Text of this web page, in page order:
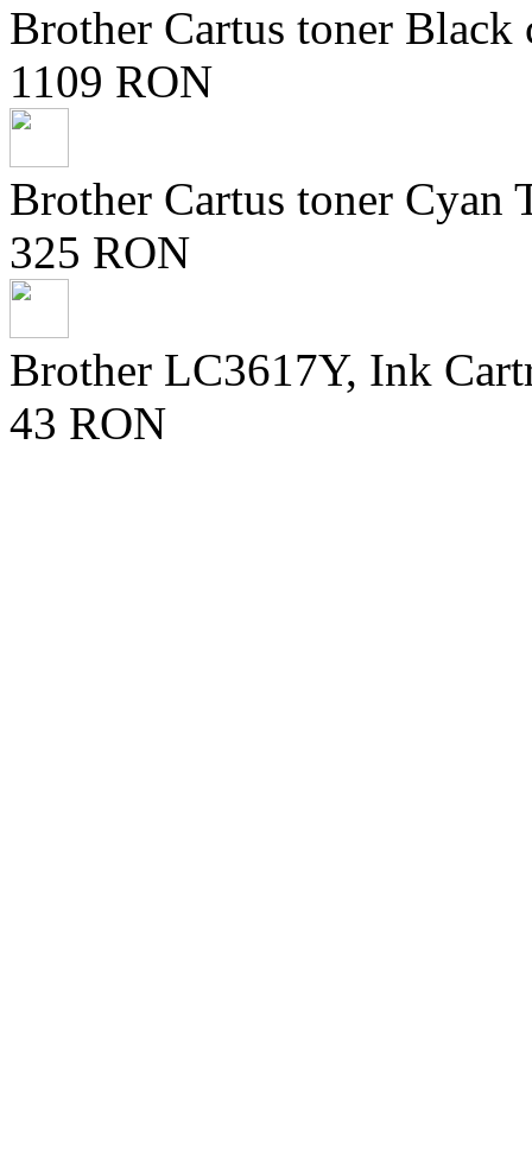
Brother Cartus toner
1109 RON
Brother Cartus toner
325 RON
Brother LC3617Y, Ink
43 RON